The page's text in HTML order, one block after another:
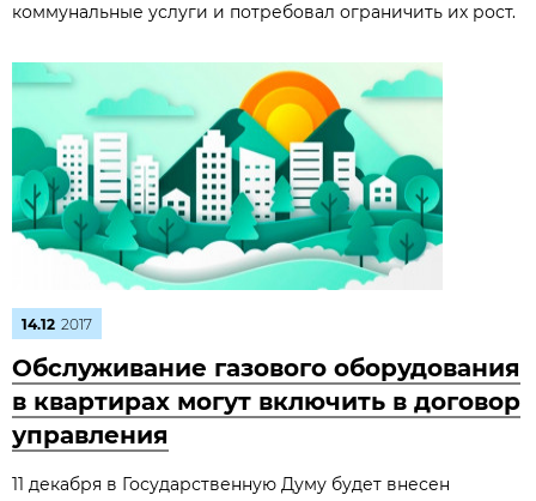
коммунальные услуги и потребовал ограничить их рост.
14.12 2017
Обслуживание газового оборудования
в квартирах могут включить в договор
управления
11 декабря в Государственную Думу будет внесен